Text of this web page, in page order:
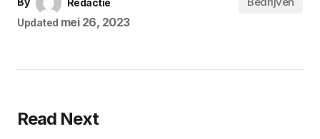
Redactie
Updated mei 26, 2023
Read Next